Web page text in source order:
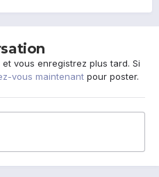
vous enregistrez plus tard. Si
vous maintenant pour poster.